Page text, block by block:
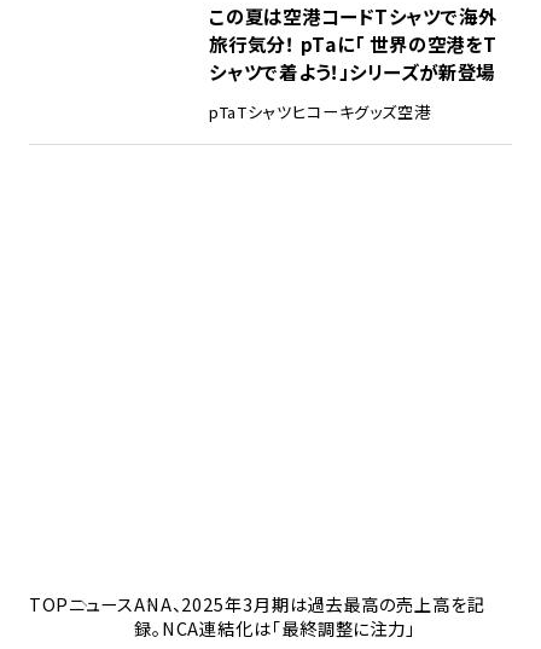
この夏は空港コードTシャツで海外
旅行気分！ pTaに「 世界の空港をT
シャツで着よう！」シリーズが新登場
pTaTシャツヒコーキグッズ空港
TOPニュースANA、2025年3月期は過去最高の売上高を記
録。NCA連結化は「最終調整に注力」